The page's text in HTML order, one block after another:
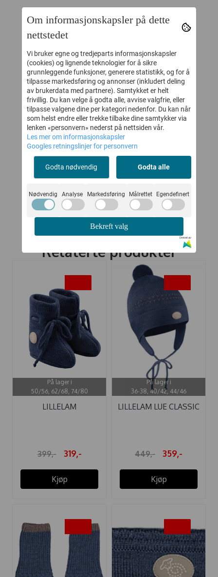
30%
GULLKORN
SHORTS VILLVETTE
ASKEBLÅ
Kjøp
30%
BASELAYER SETT
Kjøp
Relaterte produkter
På lager i
50/56, 62/68, 74/80
LILLELAM
399,- 319,-
Kjøp
På lager i
36-38, 40/42, 44/46
LILLELAM LUE CLASSIC
449,- 359,-
Kjøp
Om informasjonskapsler på dette
nettstedet
Vi bruker egne og tredjeparts informasjonskapsler
(cookies) og lignende teknologier for å sikre
grunnleggende funksjoner, generere statistikk, og for å
tilpasse markedsføring og annonser (inkludert deling
av brukerdata med partnere). Samtykket er helt
frivillig. Du kan velge å godta alle, avvise valgfrie, eller
tilpasse valgene dine per kategori nedenfor. Du kan når
som helst endre eller trekke tilbake dine samtykker via
lenken «personvern» nederst på nettsiden vår.
Les mer om informasjonskapsler
Googles retningslinjer for personvern
Godta nødvendig Godta alle
Nødvendig Analyse Markedsføring Målrettet Egendefinert
Bekreft valg
Drevet av